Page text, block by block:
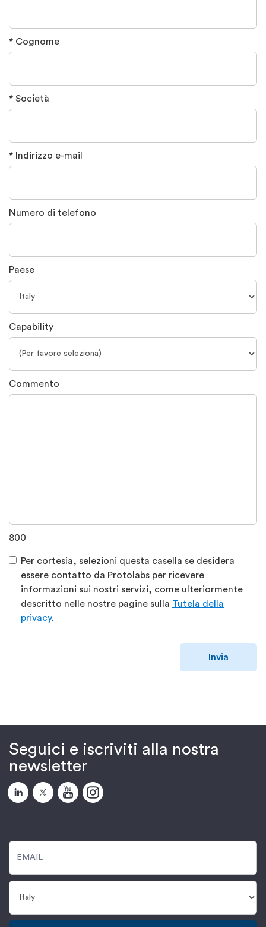
* Cognome
* Società
* Indirizzo e-mail
Numero di telefono
Paese
Capability
Commento
800
Per cortesia, selezioni questa casella se desidera
essere contatto da Protolabs per ricevere
informazioni sui nostri servizi, come ulteriormente
descritto nelle nostre pagine sulla Tutela della
privacy.
Invia
Seguici e iscriviti alla nostra
newsletter